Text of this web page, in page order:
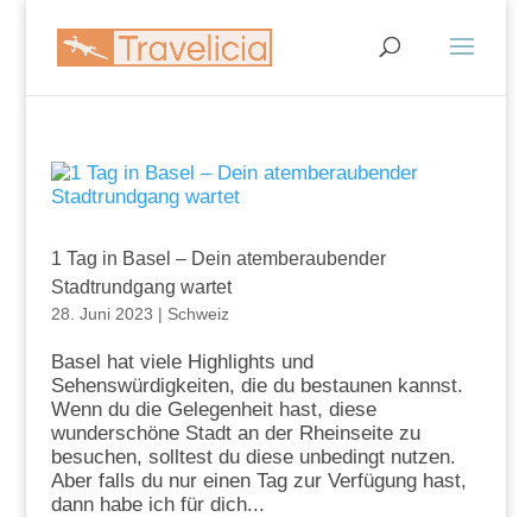
1 Tag in Basel – Dein atemberaubender
Stadtrundgang wartet
28. Juni 2023 | Schweiz
Basel hat viele Highlights und
Sehenswürdigkeiten, die du bestaunen kannst.
Wenn du die Gelegenheit hast, diese
wunderschöne Stadt an der Rheinseite zu
besuchen, solltest du diese unbedingt nutzen.
Aber falls du nur einen Tag zur Verfügung hast,
dann habe ich für dich...